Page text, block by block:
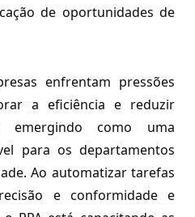
de oportunidades de
enfrentam pressões
a eficiência e reduzir
como uma
para os departamentos
Ao automatizar tarefas
e conformidade e